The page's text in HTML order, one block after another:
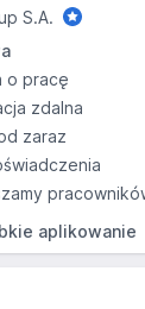
S.A.
o pracę
zdalna
zaraz
aplikowanie